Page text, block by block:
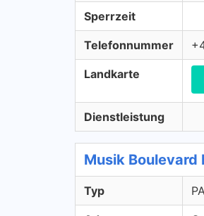
Sperrzeit
Telefonnummer
Landkarte
Dienstleistung
Musik Boulevard
Typ